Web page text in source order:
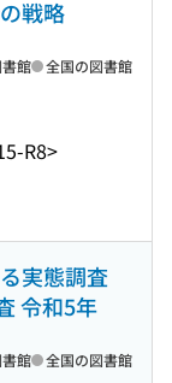
戦略
R8>
館 全国の図書館
実態調査
令和5年
館 全国の図書館